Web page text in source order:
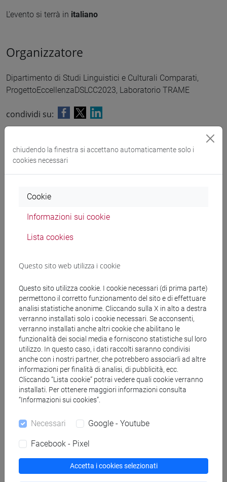
L'evento si terrà in italiano
Organizzatore
Dipartimento di Studi Linguistici e Culturali Comparati,
ProgettoEccellenzaDSLCC2023, Laboratorio TRAME
condividi su:
Allegati
Cerca in agenda
dal
al
Cerca
chiudendo la finestra si accettano automaticamente solo i
cookies necessari
Cookie
Informazioni sui cookie
Lista cookies
Questo sito web utilizza i cookie
Questo sito utilizza cookie. I cookie necessari (di prima parte)
permettono il corretto funzionamento del sito e di effettuare
analisi statistiche anonime. Cliccando sulla X in alto a destra
verranno installati solo i cookie necessari. Se acconsenti,
verranno installati anche altri cookie che abilitano le
funzionalità dei social media e forniscono statistiche sul loro
utilizzo. In questo caso, i dati raccolti saranno condivisi
anche con i nostri partner, che potrebbero associarli ad altre
informazioni per finalità di analisi, di pubblicità, ecc.
Cliccando “Lista cookie” potrai vedere quali cookie verranno
installati. Per ottenere maggiori informazioni consulta
“Informazioni sui cookies”.
Necessari Google - Youtube
Facebook - Pixel
Accetta i cookies selezionati